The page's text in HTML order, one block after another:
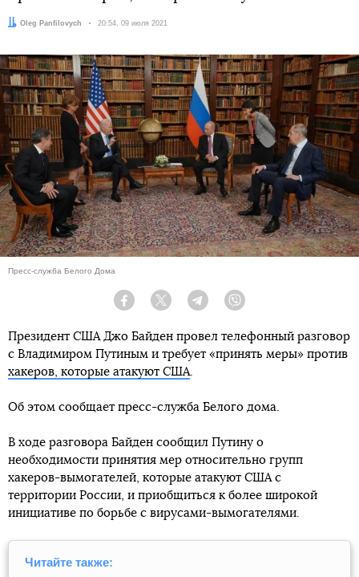
Автор:
Oleg Panfilovych Дата:
20:54, 09 июля 2021
Пресс-служба Белого Дома
Facebook Twitter Telegram
Президент США Джо Байден провел телефонный разговор
с Владимиром Путиным и требует «принять меры» против
хакеров, которые атакуют США.
Об этом сообщает пресс-служба Белого дома.
В ходе разговора Байден сообщил Путину о
необходимости принятия мер относительно групп
хакеров-вымогателей, которые атакуют США с
территории России, и приобщиться к более широкой
инициативе по борьбе с вирусами-вымогателями.
Читайте также: